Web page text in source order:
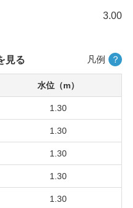
3.00
凡例 ？
見る
水位（m）
1.30
1.30
1.30
1.30
1.30